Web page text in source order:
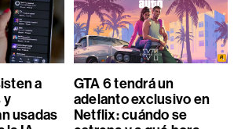
a
y
usadas
GTA 6 tendrá un
adelanto exclusivo en
Netflix: cuándo se